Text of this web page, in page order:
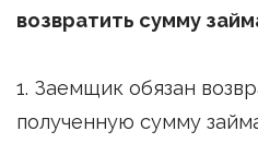
возвратить сумму
1. Заемщик обязан
полученную сумму